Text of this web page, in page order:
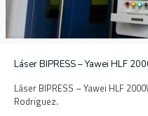
Láser BIPRESS – Yawei HLF
Láser BIPRESS – Yawei HLF
Rodriguez.